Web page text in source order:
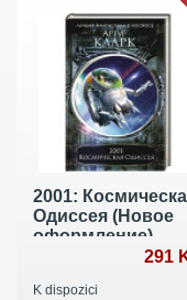
2001:
Одиссея (Новое
оформление)
291
K dispozici